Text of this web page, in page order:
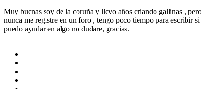
Muy buenas soy de la coruña y llevo años criando gallinas , pero
nunca me registre en un foro , tengo poco tiempo para escribir si
puedo ayudar en algo no dudare, gracias.